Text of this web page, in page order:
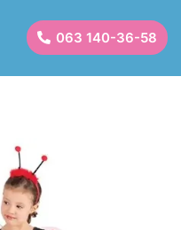
063 140-36-58